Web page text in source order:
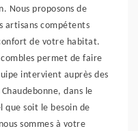
Nous proposons de
artisans compétents
de votre habitat.
permet de faire
intervient auprès des
dans le
que soit le besoin de
sommes à votre